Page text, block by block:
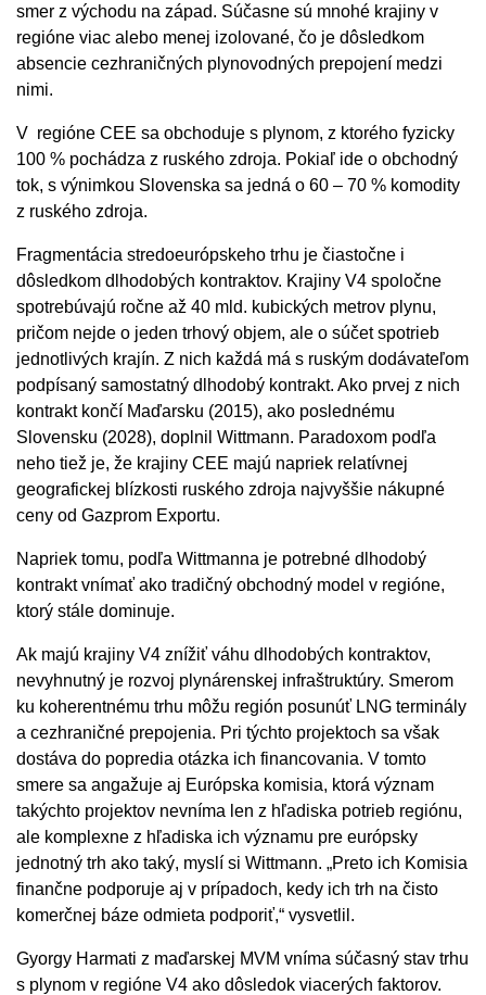
smer z východu na západ. Súčasne sú mnohé krajiny v
regióne viac alebo menej izolované, čo je dôsledkom
absencie cezhraničných plynovodných prepojení medzi
nimi.
V regióne CEE sa obchoduje s plynom, z ktorého fyzicky
100 % pochádza z ruského zdroja. Pokiaľ ide o obchodný
tok, s výnimkou Slovenska sa jedná o 60 – 70 % komodity
z ruského zdroja.
Fragmentácia stredoeurópskeho trhu je čiastočne i
dôsledkom dlhodobých kontraktov. Krajiny V4 spoločne
spotrebúvajú ročne až 40 mld. kubických metrov plynu,
pričom nejde o jeden trhový objem, ale o súčet spotrieb
jednotlivých krajín. Z nich každá má s ruským dodávateľom
podpísaný samostatný dlhodobý kontrakt. Ako prvej z nich
kontrakt končí Maďarsku (2015), ako poslednému
Slovensku (2028), doplnil Wittmann. Paradoxom podľa
neho tiež je, že krajiny CEE majú napriek relatívnej
geografickej blízkosti ruského zdroja najvyššie nákupné
ceny od Gazprom Exportu.
Napriek tomu, podľa Wittmanna je potrebné dlhodobý
kontrakt vnímať ako tradičný obchodný model v regióne,
ktorý stále dominuje.
Ak majú krajiny V4 znížiť váhu dlhodobých kontraktov,
nevyhnutný je rozvoj plynárenskej infraštruktúry. Smerom
ku koherentnému trhu môžu región posunúť LNG terminály
a cezhraničné prepojenia. Pri týchto projektoch sa však
dostáva do popredia otázka ich financovania. V tomto
smere sa angažuje aj Európska komisia, ktorá význam
takýchto projektov nevníma len z hľadiska potrieb regiónu,
ale komplexne z hľadiska ich významu pre európsky
jednotný trh ako taký, myslí si Wittmann. „Preto ich Komisia
finančne podporuje aj v prípadoch, kedy ich trh na čisto
komerčnej báze odmieta podporiť,“ vysvetlil.
Gyorgy Harmati z maďarskej MVM vníma súčasný stav trhu
s plynom v regióne V4 ako dôsledok viacerých faktorov.